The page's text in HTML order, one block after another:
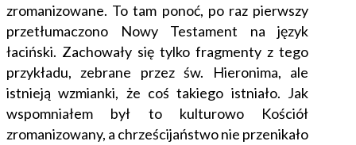
zromanizowane. To tam ponoć, po raz pierwszy
przetłumaczono Nowy Testament na język
łaciński. Zachowały się tylko fragmenty z tego
przykładu, zebrane przez św. Hieronima, ale
istnieją wzmianki, że coś takiego istniało. Jak
wspomniałem był to kulturowo Kościół
zromanizowany, a chrześcijaństwo nie przenikało